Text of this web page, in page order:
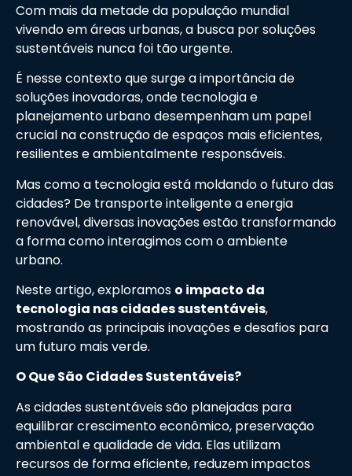
Com mais da metade da população mundial
vivendo em áreas urbanas, a busca por soluções
sustentáveis nunca foi tão urgente.
É nesse contexto que surge a importância de
soluções inovadoras, onde tecnologia e
planejamento urbano desempenham um papel
crucial na construção de espaços mais eficientes,
resilientes e ambientalmente responsáveis.
Mas como a tecnologia está moldando o futuro das
cidades? De transporte inteligente a energia
renovável, diversas inovações estão transformando
a forma como interagimos com o ambiente
urbano.
Neste artigo, exploramos o impacto da
tecnologia nas cidades sustentáveis,
mostrando as principais inovações e desafios para
um futuro mais verde.
O Que São Cidades Sustentáveis?
As cidades sustentáveis são planejadas para
equilibrar crescimento econômico, preservação
ambiental e qualidade de vida. Elas utilizam
recursos de forma eficiente, reduzem impactos